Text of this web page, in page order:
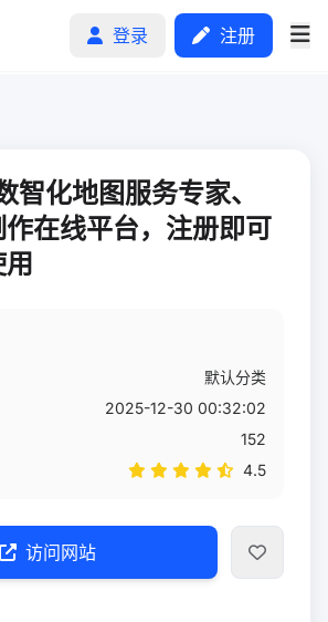
登录 注册
智化地图服务专家、
在线平台，注册即可
默认分类
2025-12-30 00:32:02
152
4.5
访问网站